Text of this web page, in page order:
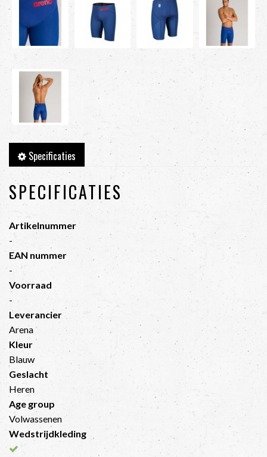
Specificaties
SPECIFICATIES
Artikelnummer
-
EAN nummer
-
Voorraad
-
Leverancier
Arena
Kleur
Blauw
Geslacht
Heren
Age group
Volwassenen
Wedstrijdkleding